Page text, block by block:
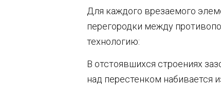
Для каждого врезаемого
перегородки между
технологию:
В отстоявшихся строениях
над перестенком набивается